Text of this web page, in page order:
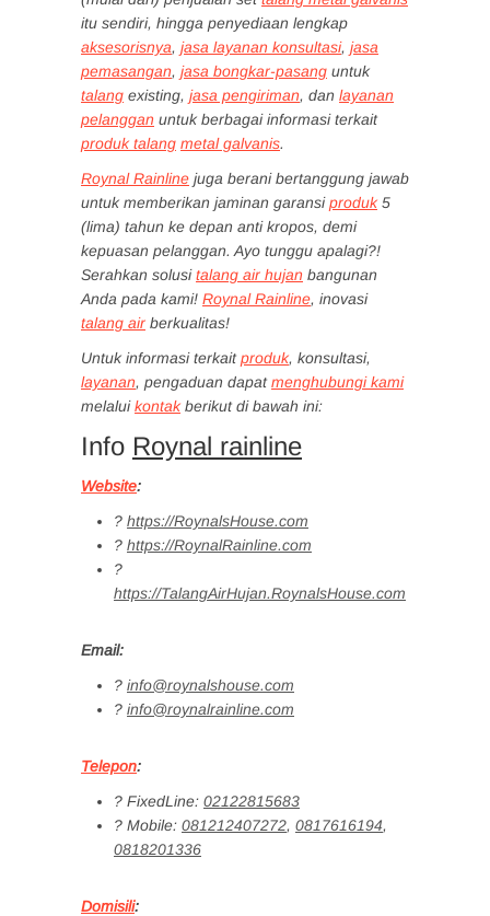
itu sendiri, hingga penyediaan lengkap
aksesorisnya, jasa layanan konsultasi, jasa
pemasangan, jasa bongkar-pasang untuk
talang existing, jasa pengiriman, dan layanan
pelanggan untuk berbagai informasi terkait
produk talang metal galvanis.
Roynal Rainline juga berani bertanggung jawab
untuk memberikan jaminan garansiproduk5
(lima) tahun ke depan anti kropos, demi
kepuasan pelanggan. Ayo tunggu apalagi?!
Serahkan solusitalang air hujan bangunan
Anda pada kami! Roynal Rainline, inovasi
talang air berkualitas!
Untuk informasi terkaitproduk, konsultasi,
layanan, pengaduan dapatmenghubungi kami
melaluikontakberikut di bawah ini:
Info Roynal rainline
Website:
? https://RoynalsHouse.com
? https://RoynalRainline.com
?
https://TalangAirHujan.RoynalsHouse.com
Email:
? info@roynalshouse.com
? info@roynalrainline.com
Telepon:
? FixedLine: 02122815683
? Mobile: 081212407272, 0817616194,
0818201336
Domisili: